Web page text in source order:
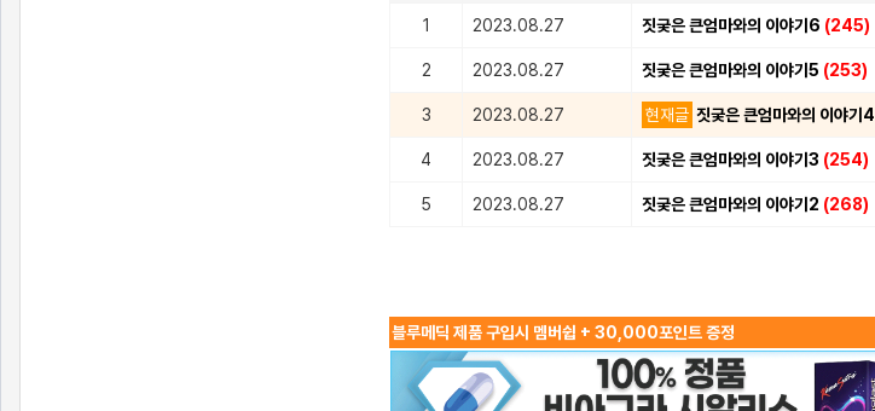
1 2023.08.27 짓궂은 큰엄마와의 이야기6 (245)
2 2023.08.27 짓궂은 큰엄마와의 이야기5 (253)
3 2023.08.27 현재글 짓궂은 큰엄마와의 이야기4
4 2023.08.27 짓궂은 큰엄마와의 이야기3 (254)
5 2023.08.27 짓궂은 큰엄마와의 이야기2 (268)
블루메딕 제품 구입시 멤버쉽 + 30,000포인트 증정